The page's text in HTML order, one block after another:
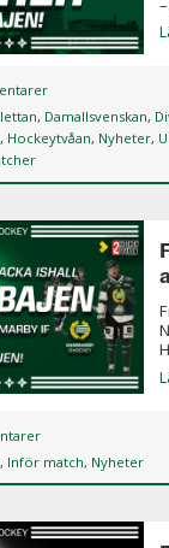
, Damallsvenskan,
, Hockeytvåan, Nyheter,
, Inför match, Nyheter